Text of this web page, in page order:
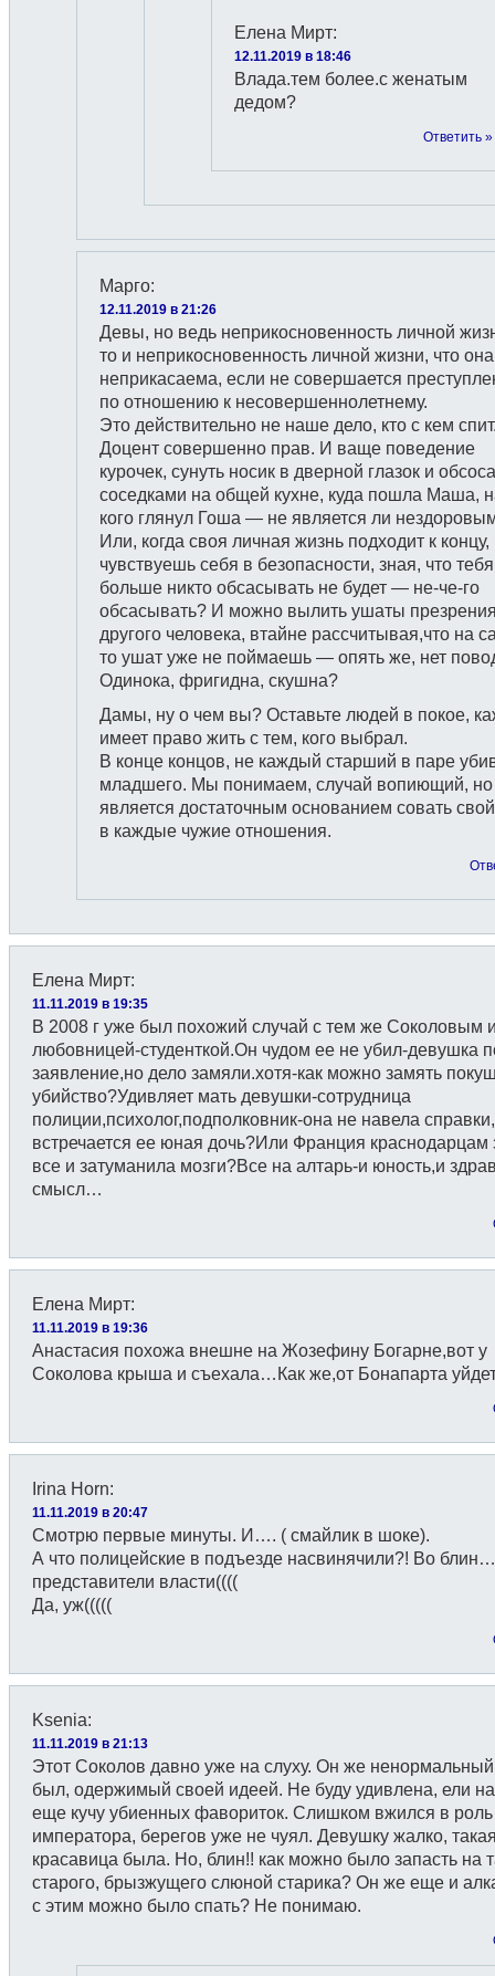
Елена Мирт:
12.11.2019 в 18:46
Влада.тем более.с женатым
дедом?
Ответить »
Марго:
12.11.2019 в 21:26
Девы, но ведь неприкосновенность личной
то и неприкосновенность личной жизни, что она
неприкасаема, если не совершается
по отношению к несовершеннолетнему.
Это действительно не наше дело, кто с кем
Доцент совершенно прав. И ваще поведение
курочек, сунуть носик в дверной глазок и
соседками на общей кухне, куда пошла Маша,
кого глянул Гоша — не является ли
Или, когда своя личная жизнь подходит к концу,
чувствуешь себя в безопасности, зная, что тебя
больше никто обсасывать не будет — не-че-го
обсасывать? И можно вылить ушаты
другого человека, втайне рассчитывая,что на
то ушат уже не поймаешь — опять же, нет
Одинока, фригидна, скушна?
Дамы, ну о чем вы? Оставьте людей в покое,
имеет право жить с тем, кого выбрал.
В конце концов, не каждый старший в паре
младшего. Мы понимаем, случай вопиющий, но
является достаточным основанием совать
в каждые чужие отношения.
Елена Мирт:
11.11.2019 в 19:35
В 2008 г уже был похожий случай с тем же Соколовым
любовницей-студенткой.Он чудом ее не убил-девушка
заявление,но дело замяли.хотя-как можно замять
убийство?Удивляет мать девушки-сотрудница
полиции,психолог,подполковник-она не навела
встречается ее юная дочь?Или Франция краснодарцам
все и затуманила мозги?Все на алтарь-и юность,и
смысл…
Елена Мирт:
11.11.2019 в 19:36
Анастасия похожа внешне на Жозефину Богарне,вот у
Соколова крыша и съехала…Как же,от Бонапарта
Irina Horn:
11.11.2019 в 20:47
Смотрю первые минуты. И…. ( смайлик в шоке).
А что полицейские в подъезде насвинячили?! Во
представители власти((((
Да, уж(((((
Ksenia:
11.11.2019 в 21:13
Этот Соколов давно уже на слуху. Он же ненормальный
был, одержимый своей идеей. Не буду удивлена, ели
еще кучу убиенных фавориток. Слишком вжился в роль
императора, берегов уже не чуял. Девушку жалко,
красавица была. Но, блин!! как можно было запасть на
старого, брызжущего слюной старика? Он же еще и
с этим можно было спать? Не понимаю.